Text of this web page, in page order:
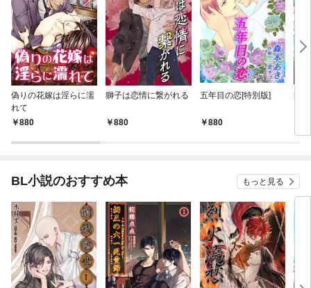
偽りの花嫁は淫らに濡
れて
880
獅子は恋情に繋がれる
880
五年目の恋[特別版]
880
BL小説のおすすめ本 もっと見る